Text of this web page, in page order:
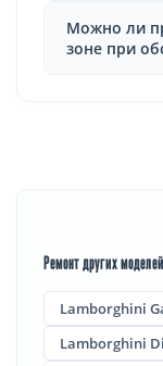
Можно ли
зоне при
Ремонт других
Lamborghini
Lamborghini